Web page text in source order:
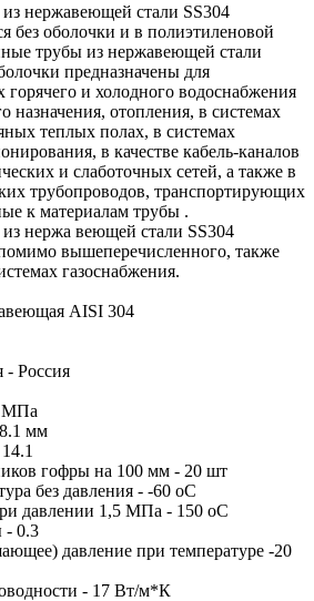
нержавеющей стали SS304
без оболочки и в полиэтиленовой
трубы из нержавеющей стали
предназначены для
горячего и холодного водоснабжения
назначения, отопления, в системах
теплых полах, в системах
в качестве кабель-каналов
и слаботочных сетей, а также в
трубопроводов, транспортирующих
к материалам трубы .
нержа веющей стали SS304
вышеперечисленного, также
газоснабжения.
AISI 304
- Россия
МПа
мм
гофры на 100 мм - 20 шт
без давления - -60 oC
давлении 1,5 МПа - 150 oC
- 0.3
давление при температуре -20
- 17 Вт/м*К